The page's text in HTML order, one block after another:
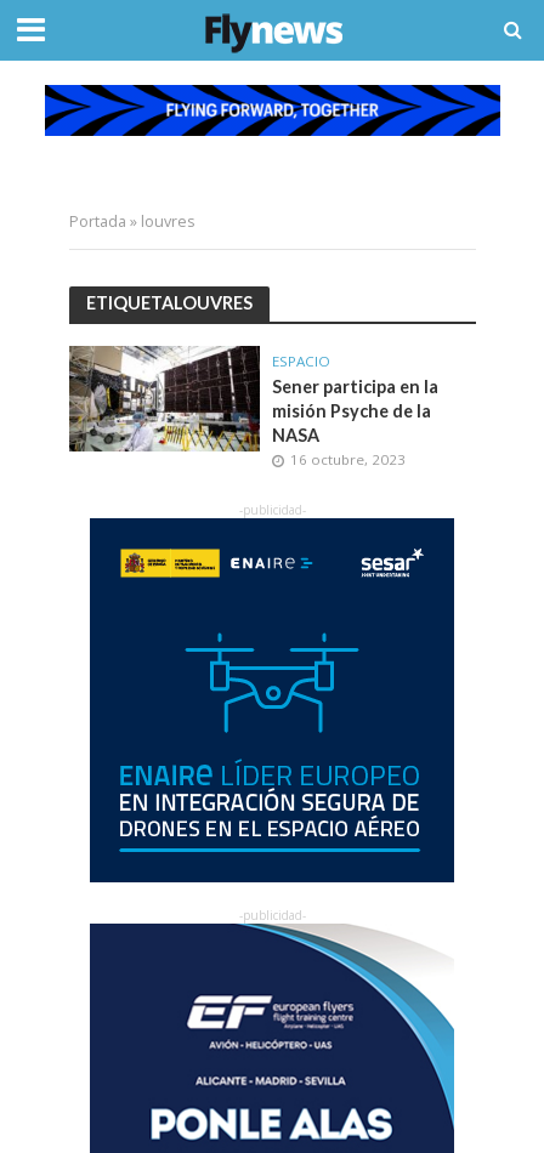
Portada » louvres
ETIQUETALOUVRES
ESPACIO
Sener participa en la
misión Psyche de la
NASA
16 octubre, 2023